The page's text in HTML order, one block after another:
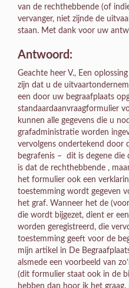
van de rechthebbende (of
vervanger, niet zijnde de
staan. Met dank voor uw
Antwoord:
Geachte heer V., Een
zijn dat u de
een door uw begraafplaats
standaardaanvraagformulier
kunnen alle gegevens die u
grafadministratie worden
vervolgens ondertekend door
begrafenis – dit is degene die
is dat de rechthebbende ,
het formulier ook een
toestemming wordt gegeven
het graf. Wanneer het de
die wordt bijgezet, dient er
worden geregistreerd, die
toestemming geeft voor de
mijn artikel in De
alsmede een voorbeeld van
(dit formulier staat ook in de
hebben dan hoor ik het